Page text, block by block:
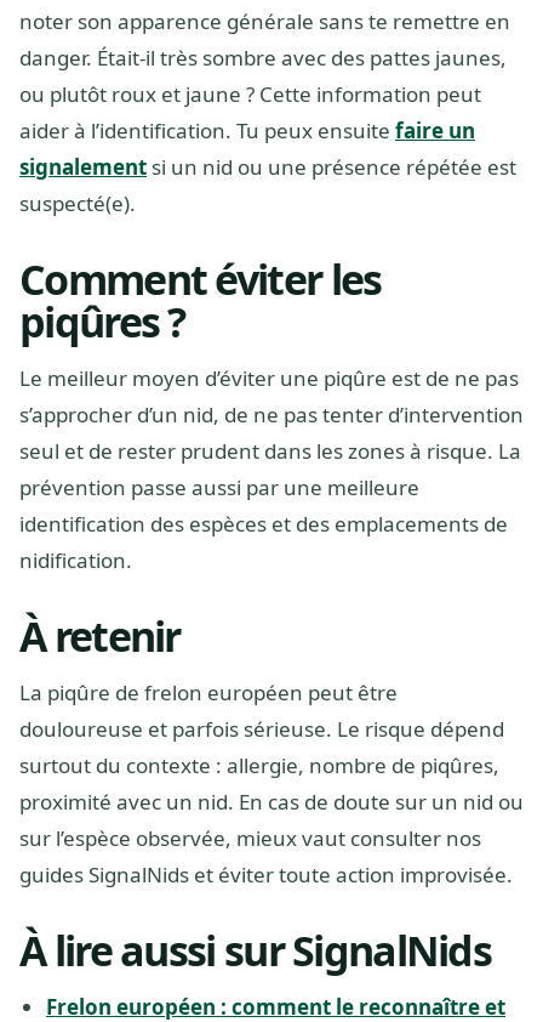
noter son apparence générale sans te remettre en
danger. Était-il très sombre avec des pattes jaunes,
ou plutôt roux et jaune ? Cette information peut
aider à l’identification. Tu peux ensuite faire un
signalement si un nid ou une présence répétée est
suspecté(e).
Comment éviter les
piqûres ?
Le meilleur moyen d’éviter une piqûre est de ne pas
s’approcher d’un nid, de ne pas tenter d’intervention
seul et de rester prudent dans les zones à risque. La
prévention passe aussi par une meilleure
identification des espèces et des emplacements de
nidification.
À retenir
La piqûre de frelon européen peut être
douloureuse et parfois sérieuse. Le risque dépend
surtout du contexte : allergie, nombre de piqûres,
proximité avec un nid. En cas de doute sur un nid ou
sur l’espèce observée, mieux vaut consulter nos
guides SignalNids et éviter toute action improvisée.
À lire aussi sur SignalNids
Frelon européen : comment le reconnaître et